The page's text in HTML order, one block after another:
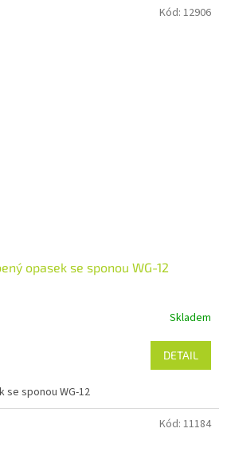
opasek se sponou WG-12
Skladem
DETAIL
se sponou WG-12
Kód: 12906
Kód: 11184